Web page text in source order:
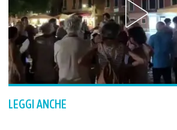
LEGGI ANCHE